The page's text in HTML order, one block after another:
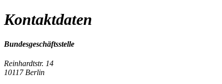
Kontaktdaten
Bundesgeschäftsstelle
Reinhardtstr. 14
10117 Berlin